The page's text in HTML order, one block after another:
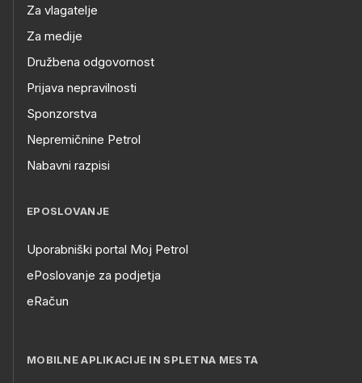
Za vlagatelje
Za medije
Družbena odgovornost
Prijava nepravilnosti
Sponzorstva
Nepremičnine Petrol
Nabavni razpisi
EPOSLOVANJE
Uporabniški portal Moj Petrol
ePoslovanje za podjetja
eRačun
MOBILNE APLIKACIJE IN SPLETNA MESTA